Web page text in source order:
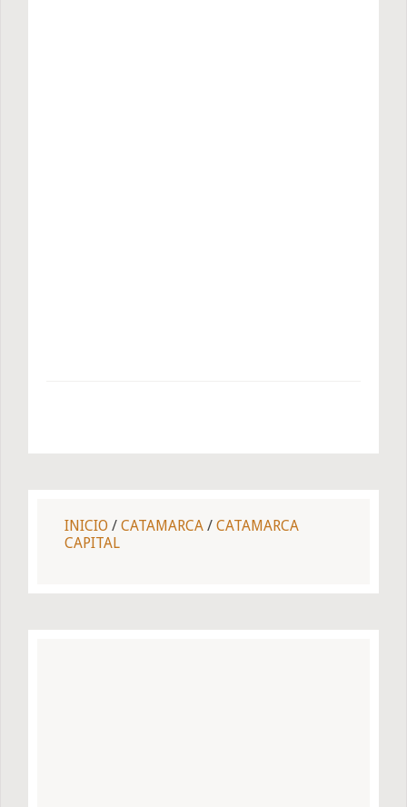
INICIO / CATAMARCA / CATAMARCA
CAPITAL